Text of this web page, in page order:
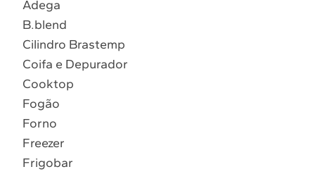
Atendimento Brastemp
5 º Cooktop
6º Microondas Brastemp
7º Forno
8º Embutir
9º Combos
Adega
B.blend
Cilindro Brastemp
Coifa e Depurador
Cooktop
Fogão
Forno
Freezer
Frigobar